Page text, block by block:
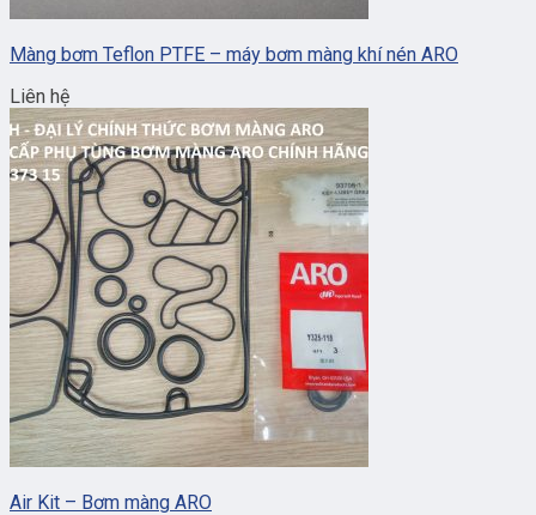
Màng bơm Teflon PTFE – máy bơm màng khí nén ARO
Liên hệ
Air Kit – Bơm màng ARO